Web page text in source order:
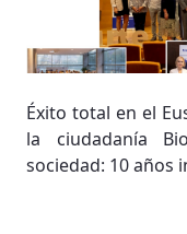
Éxito total en el
la ciudadanía
sociedad: 10 años